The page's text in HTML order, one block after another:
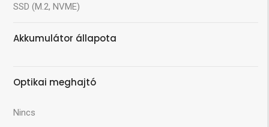
SSD (M.2, NVME)
Akkumulátor állapota
Optikai meghajtó
Nincs